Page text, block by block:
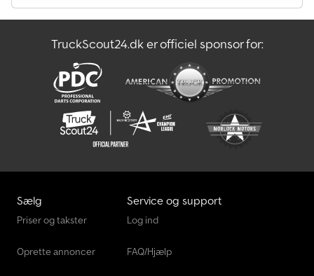
TruckScout24.dk er officiel sponsor for:
Sælg
Priser og takster
Oprette annoncer
Service og support
Log ind
FAQ/Hjælp